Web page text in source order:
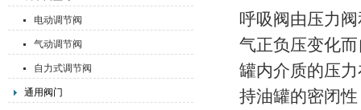
电动调节阀
气动调节阀
自力式调节阀
通用阀门
呼吸阀由压力
气正负压变化
罐内介质的压
持油罐的密闭